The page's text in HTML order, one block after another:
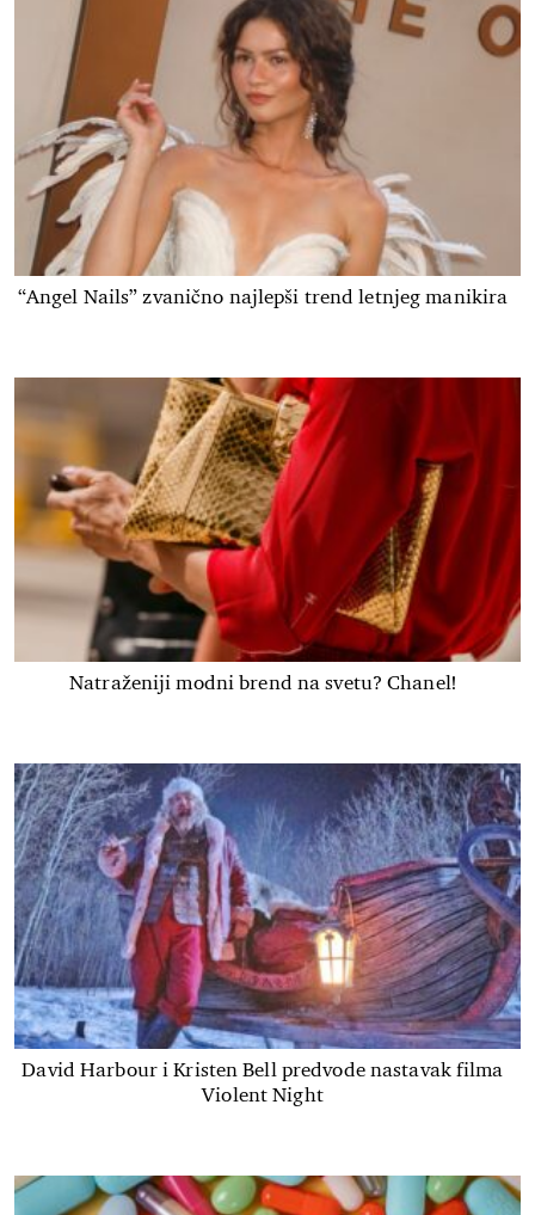
“Angel Nails” zvanično najlepši trend letnjeg manikira
Natraženiji modni brend na svetu? Chanel!
David Harbour i Kristen Bell predvode nastavak filma
Violent Night